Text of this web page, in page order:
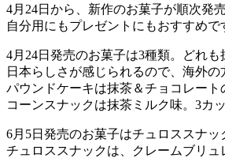
4月24日から、新作のお菓子が順次発
自分用にもプレゼントにもおすすめで
4月24日発売のお菓子は3種類。どれ
日本らしさが感じられるので、海外の
パウンドケーキは抹茶＆チョコレー
コーンスナックは抹茶ミルク味。3カ
6月5日発売のお菓子はチュロススナッ
チュロススナックは、クレームブリュ